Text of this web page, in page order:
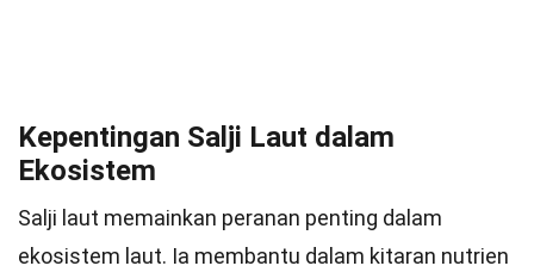
Kepentingan Salji Laut dalam
Ekosistem
Salji laut memainkan peranan penting dalam
ekosistem laut. Ia membantu dalam kitaran nutrien